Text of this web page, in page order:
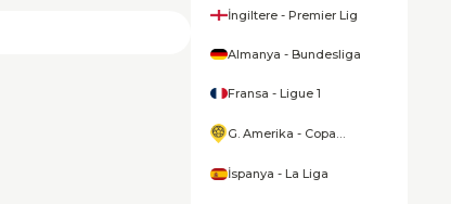
İngiltere - Premier Lig
Almanya - Bundesliga
Fransa - Ligue 1
G. Amerika - Copa
İspanya - La Liga